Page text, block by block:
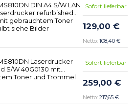
DIN A4 S/W LAN
refurbished
gebrauchtem Toner
siehe Bilder
Sofort lieferbar
129,00 €
108,40 €
Laserdrucker
S/W 40G0130 mit
Toner und Trommel
Sofort lieferbar
259,00 €
217,65 €